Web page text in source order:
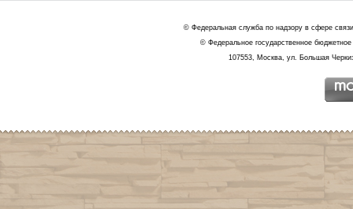
© Федеральная служба по надзору в сфере
© Федеральное государственное
107553, Москва, ул. Большая